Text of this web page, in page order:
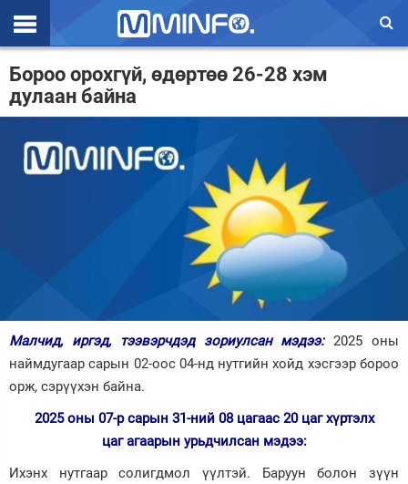
Эхлэл
Цаг агаар
Валют ханш
Улс төр
Нийгэм
Дэлхий
Бороо орохгүй, өдөртөө 26-28 хэм
дулаан байна
Малчид, иргэд, тээвэрчдэд зориулсан мэдээ:2025 оны
наймдугаар сарын 02-оос 04-нд нутгийн хойд хэсгээр бороо
орж, сэрүүхэн байна.
2025 оны 07-р сарын 31-ний 08 цагаас 20 цаг хүртэлх
цаг агаарын урьдчилсан мэдээ:
Ихэнх нутгаар солигдмол үүлтэй. Баруун болон зүүн